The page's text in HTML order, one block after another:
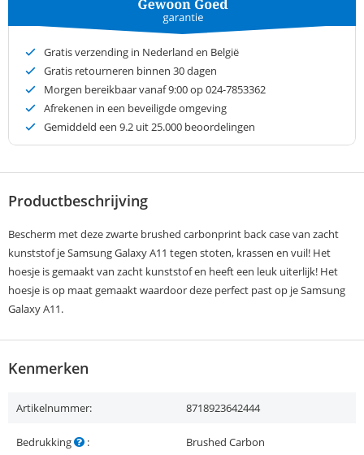
Gratis verzending in Nederland en België
Gratis retourneren binnen 30 dagen
Morgen bereikbaar vanaf 9:00 op 024-7853362
Afrekenen in een beveiligde omgeving
Gemiddeld een 9.2 uit 25.000 beoordelingen
Productbeschrijving
Bescherm met deze zwarte brushed carbonprint back case van zacht
kunststof je Samsung Galaxy A11 tegen stoten, krassen en vuil! Het
hoesje is gemaakt van zacht kunststof en heeft een leuk uiterlijk! Het
hoesje is op maat gemaakt waardoor deze perfect past op je Samsung
Galaxy A11.
Kenmerken
Artikelnummer: 8718923642444
Bedrukking : Brushed Carbon